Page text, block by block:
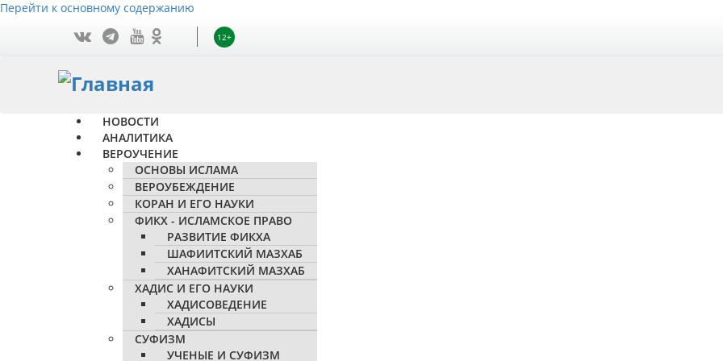
Перейти к основному содержанию
12+
НОВОСТИ
АНАЛИТИКА
ВЕРОУЧЕНИЕ
ОСНОВЫ ИСЛАМА
ВЕРОУБЕЖДЕНИЕ
КОРАН И ЕГО НАУКИ
ФИКХ - ИСЛАМСКОЕ ПРАВО
РАЗВИТИЕ ФИКХА
ШАФИИТСКИЙ МАЗХАБ
ХАНАФИТСКИЙ МАЗХАБ
ХАДИС И ЕГО НАУКИ
ХАДИСОВЕДЕНИЕ
ХАДИСЫ
СУФИЗМ
УЧЕНЫЕ И СУФИЗМ